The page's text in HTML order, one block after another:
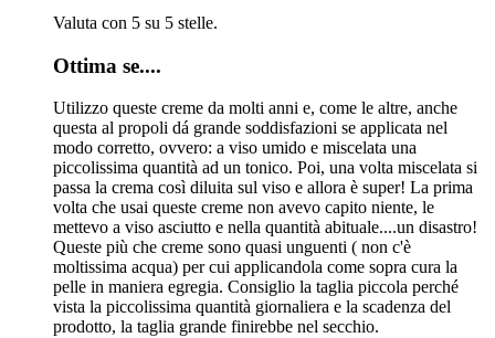
Valuta con 5 su 5 stelle.
Ottima se....
Utilizzo queste creme da molti anni e, come le altre, anche
questa al propoli dá grande soddisfazioni se applicata nel
modo corretto, ovvero: a viso umido e miscelata una
piccolissima quantità ad un tonico. Poi, una volta miscelata si
passa la crema così diluita sul viso e allora è super! La prima
volta che usai queste creme non avevo capito niente, le
mettevo a viso asciutto e nella quantità abituale....un disastro!
Queste più che creme sono quasi unguenti ( non c'è
moltissima acqua) per cui applicandola come sopra cura la
pelle in maniera egregia. Consiglio la taglia piccola perché
vista la piccolissima quantità giornaliera e la scadenza del
prodotto, la taglia grande finirebbe nel secchio.